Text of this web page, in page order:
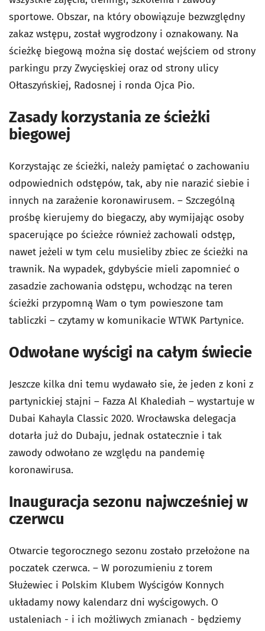
sportowe. Obszar, na który obowiązuje bezwzględny
zakaz wstępu, został wygrodzony i oznakowany. Na
ścieżkę biegową można się dostać wejściem od strony
parkingu przy Zwycięskiej oraz od strony ulicy
Ołtaszyńskiej, Radosnej i ronda Ojca Pio.
Zasady korzystania ze ścieżki
biegowej
Korzystając ze ścieżki, należy pamiętać o zachowaniu
odpowiednich odstępów, tak, aby nie narazić siebie i
innych na zarażenie koronawirusem. – Szczególną
prośbę kierujemy do biegaczy, aby wymijając osoby
spacerujące po ścieżce również zachowali odstęp,
nawet jeżeli w tym celu musieliby zbiec ze ścieżki na
trawnik. Na wypadek, gdybyście mieli zapomnieć o
zasadzie zachowania odstępu, wchodząc na teren
ścieżki przypomną Wam o tym powieszone tam
tabliczki – czytamy w komunikacie WTWK Partynice.
Odwołane wyścigi na całym świecie
Jeszcze kilka dni temu wydawało sie, że jeden z koni z
partynickiej stajni – Fazza Al Khalediah – wystartuje w
Dubai Kahayla Classic 2020. Wrocławska delegacja
dotarła już do Dubaju, jednak ostatecznie i tak
zawody odwołano ze względu na pandemię
koronawirusa.
Inauguracja sezonu najwcześniej w
czerwcu
Otwarcie tegorocznego sezonu zostało przełożone na
poczatek czerwca. – W porozumieniu z torem
Służewiec i Polskim Klubem Wyścigów Konnych
układamy nowy kalendarz dni wyścigowych. O
ustaleniach - i ich możliwych zmianach - będziemy